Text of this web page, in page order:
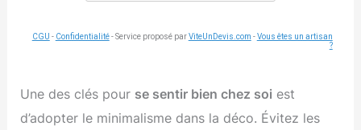
CGU - Confidentialité- Service proposé parViteUnDevis.com -Vous êtes un artisan
?
Une des clés pour se sentir bien chez soi est
d’adopter le minimalisme dans la déco. Évitez les